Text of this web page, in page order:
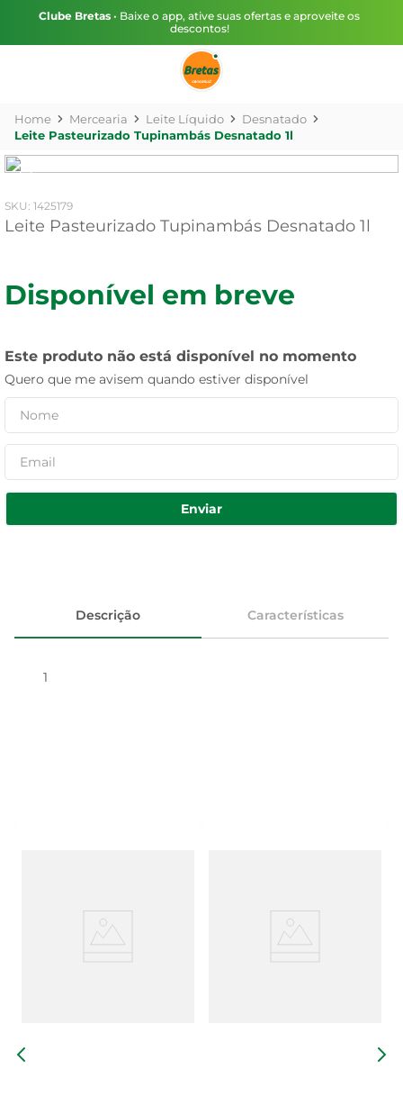
Clube Bretas • Baixe o app, ative suas ofertas e aproveite os
descontos!
Mercearia Leite Líquido
Desnatado
Leite Pasteurizado Tupinambás Desnatado 1l
: 1425179
Leite Pasteurizado Tupinambás Desnatado 1l
Disponível em breve
Este produto não está disponível no momento
Quero que me avisem quando estiver disponível
Enviar
Descrição Características
1